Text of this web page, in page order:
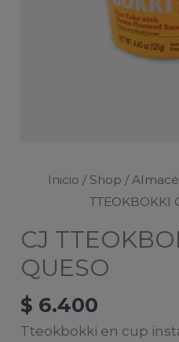
Inicio / Shop /
TTEOKBOKKI
CJ
QUESO
$ 6.400
Tteokbokki en cup